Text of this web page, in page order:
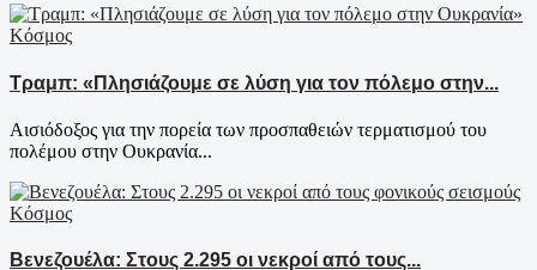
Κόσμος
Τραμπ: «Πλησιάζουμε σε λύση για τον πόλεμο στην...
Αισιόδοξος για την πορεία των προσπαθειών τερματισμού του
πολέμου στην Ουκρανία...
Κόσμος
Βενεζουέλα: Στους 2.295 οι νεκροί από τους...